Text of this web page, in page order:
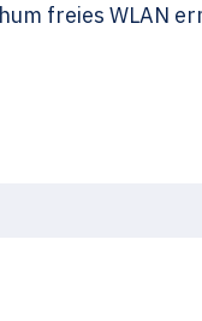
freies WLAN